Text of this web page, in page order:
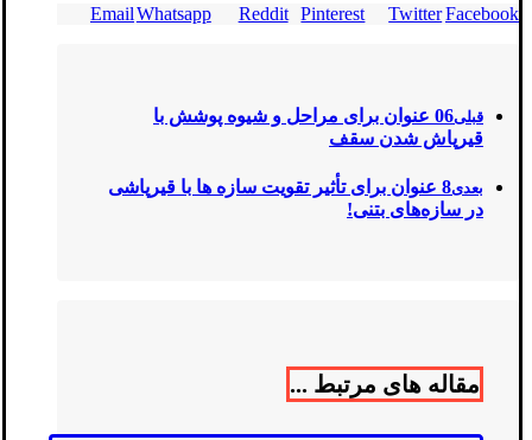
Facebook
Twitter
Pinterest
Reddit
Whatsapp
Email
قبلی
06 عنوان برای مراحل و شیوه پوشش با
قیرپاش شدن سقف
بعدی
8 عنوان برای تأثیر تقویت سازه‌ ها با قیرپاشی
در سازه‌های بتنی!
مقاله های مرتبط ...